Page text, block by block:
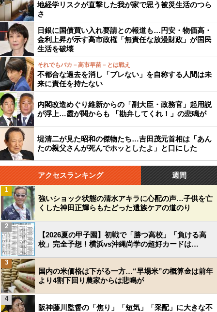
地経学リスクが直撃した我が家で思う被災生活のつら
さ
日銀に国債買い入れ要請との報道も…円安・物価高・
金利上昇が示す高市政権「無責任な放漫財政」が国民
生活を破壊
それでもバカ－高市早苗－とは戦え
不都合な過去を消し「ブレない」を自称する人間は未
来に責任を持たない
内閣改造めぐり維新からの「副大臣・政務官」起用説
が浮上…霞が関からも 「勘弁してくれ！」の悲鳴が
堤清二が見た昭和の傑物たち…吉田茂元首相は「あん
たの親父さんが死んでホッとしたよ」と口にした
アクセスランキング 週間
強いショック状態の清水アキラに心配の声…子供を亡
くした神田正輝らもたどった遺族ケアの道のり
1
【2026夏の甲子園】初戦で「勝つ高校」「負ける高
校」完全予想！横浜vs沖縄尚学の超好カードは…
2
国内の米価格は下がる一方…“早場米”の概算金は前年
より4割下回り農家からは悲鳴が
3
阪神藤川監督の「焦り」「短気」「采配」に大きな不
4